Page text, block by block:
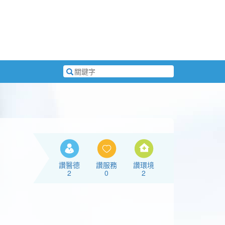
搜
尋
讚醫德
2
讚服務
0
讚環境
2